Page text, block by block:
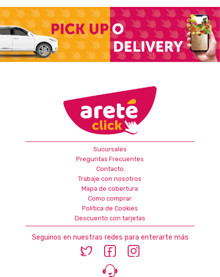
Sucursales
Preguntas Frecuentes
Contacto
Trabaje con nosotros
Mapa de cobertura
Como comprar
Política de Cookies
Descuento con tarjetas
Seguinos en nuestras redes para enterarte más